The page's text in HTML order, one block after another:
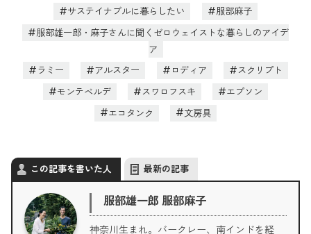
サステイナブルに暮らしたい
服部麻子
服部雄一郎・麻子さんに聞くゼロウェイストな暮らしのアイデ
ア
ラミー
アルスター ロディア
スクリプト
モンテベルデ
スワロフスキ
エプソン
エコタンク
文房具
この記事を書いた人 最新の記事
服部雄一郎 服部麻子
神奈川生まれ。バークレー、南インドを経